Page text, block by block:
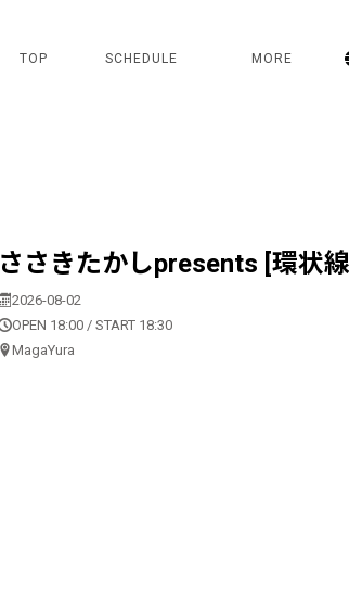
TOP SCHEDULE MORE
ささきたかしpresents [環状
2026-08-02
OPEN 18:00 / START 18:30
MagaYura